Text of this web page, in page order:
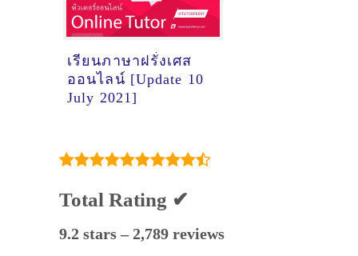
เรียนภาษาฝรั่งเศส
ออนไลน์ [Update 10
July 2021]
Total Rating ✔
9.2 stars – 2,789 reviews